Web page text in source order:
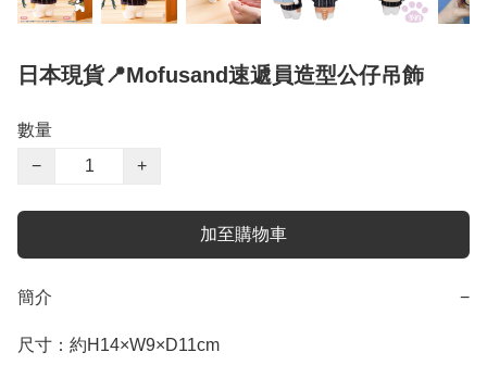
日本現貨📍Mofusand速遞員造型公仔吊飾
數量
−
+
加至購物車
簡介 −
尺寸：約H14×W9×D11cm